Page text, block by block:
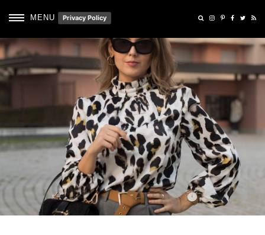
MENU Privacy Policy